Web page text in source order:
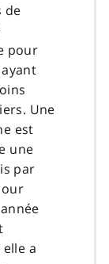
de
pour
Une
est
une
par
a